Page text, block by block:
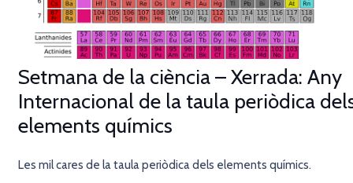
Setmana de la ciència – Xerrada: Any
Internacional de la taula periòdica
elements químics
Les mil cares de la taula periòdica dels elements químics.